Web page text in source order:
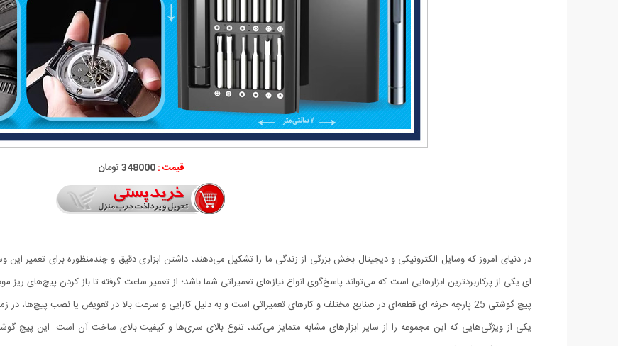
قیمت :348000 تومان
ای یکی از پرکاربردترین ابزارهایی است که می‌تواند پاسخ‌گوی انواع نیازهای تعمیراتی شما باشد؛ از تعمیر ساعت گرفته تا باز کردن پیچ‌های
پیچ گوشتی 25 پارچه حرفه ای قطعه‌ای در صنایع مختلف و کارهای تعمیراتی است و به دلیل کارایی و سرعت بالا در تعویض یا نصب پیچ‌ها، در زمینه‌های مختلف مورد استفاده قرار می‌گیرد.
یکی از ویژگی‌هایی که این مجموعه را از سایر ابزارهای مشابه متمایز می‌کند، تنوع بالای سری‌ها و کیفیت بالای ساخت آن است. این